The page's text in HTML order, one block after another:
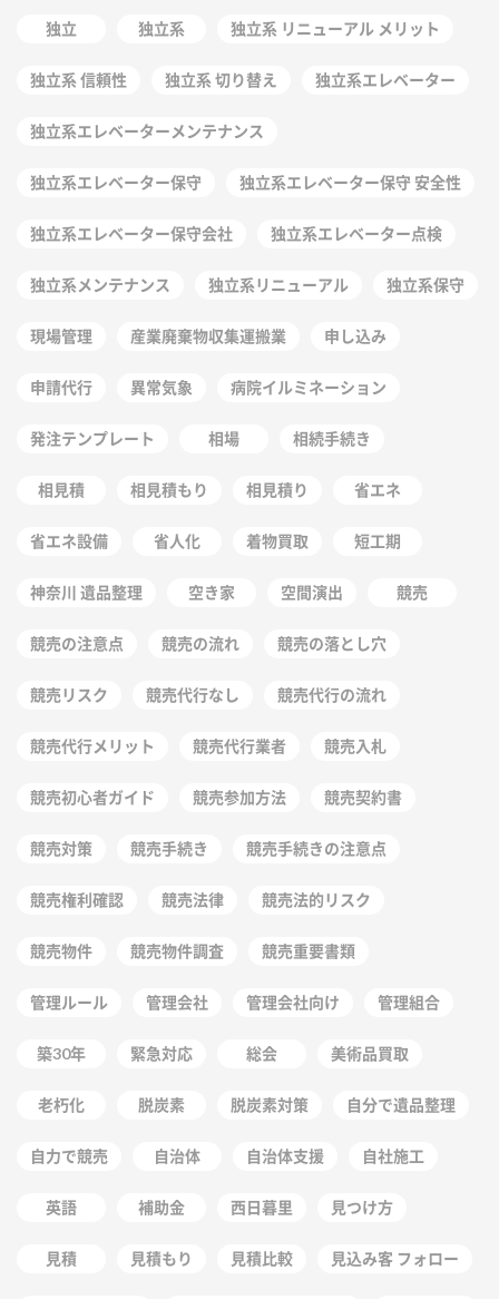
独立 独立系 独立系 リニューアル メリット
独立系 信頼性 独立系 切り替え 独立系エレベーター
独立系エレベーターメンテナンス
独立系エレベーター保守 独立系エレベーター保守 安全性
独立系エレベーター保守会社 独立系エレベーター点検
独立系メンテナンス 独立系リニューアル 独立系保守
現場管理 産業廃棄物収集運搬業 申し込み
申請代行 異常気象 病院イルミネーション
発注テンプレート 相場 相続手続き
相見積 相見積もり 相見積り 省エネ
省エネ設備 省人化 着物買取 短工期
神奈川 遺品整理 空き家 空間演出 競売
競売の注意点 競売の流れ 競売の落とし穴
競売リスク 競売代行なし 競売代行の流れ
競売代行メリット 競売代行業者 競売入札
競売初心者ガイド 競売参加方法 競売契約書
競売対策 競売手続き 競売手続きの注意点
競売権利確認 競売法律 競売法的リスク
競売物件 競売物件調査 競売重要書類
管理ルール 管理会社 管理会社向け 管理組合
築30年 緊急対応 総会 美術品買取
老朽化 脱炭素 脱炭素対策 自分で遺品整理
自力で競売 自治体 自治体支援 自社施工
英語 補助金 西日暮里 見つけ方
見積 見積もり 見積比較 見込み客 フォロー